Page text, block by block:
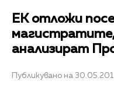
ЕК отложи
анализират
Публикувано на